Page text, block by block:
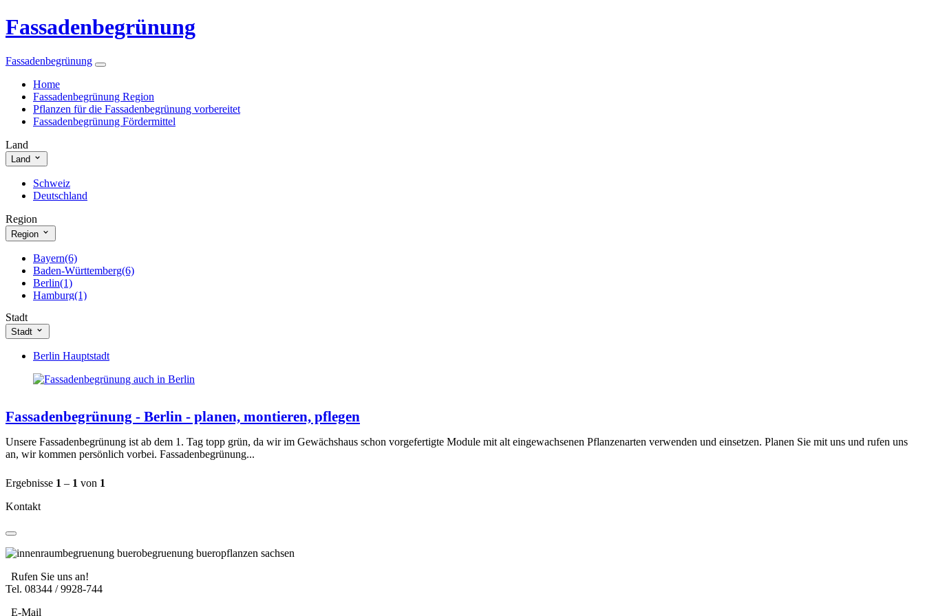
Fassadenbegrünung
Fassadenbegrünung
Home
Fassadenbegrünung Region
Pflanzen für die Fassadenbegrünung vorbereitet
Fassadenbegrünung Fördermittel
Land
Land
Schweiz
Deutschland
Region
Region
Bayern(6)
Baden-Württemberg(6)
Berlin(1)
Hamburg(1)
Nordrhein-Westfalen
Sachsen(2)
Bremen(1)
Stadt
Stadt
Berlin Hauptstadt
Fassadenbegrünung - Berlin - planen, montieren, pflegen
Unsere Fassadenbegrünung ist ab dem 1. Tag topp grün, da wir im Gewächshaus schon vorgefertigte Module mit alt eingewachsenen Pflanzenarten verwenden und einsetzen. Planen Sie mit uns und rufen uns
an, wir kommen persönlich vorbei. Fassadenbegrünung...
Ergebnisse 1 – 1 von 1
Kontakt
Rufen Sie uns an!
Tel. 08344 / 9928-744
E-Mail